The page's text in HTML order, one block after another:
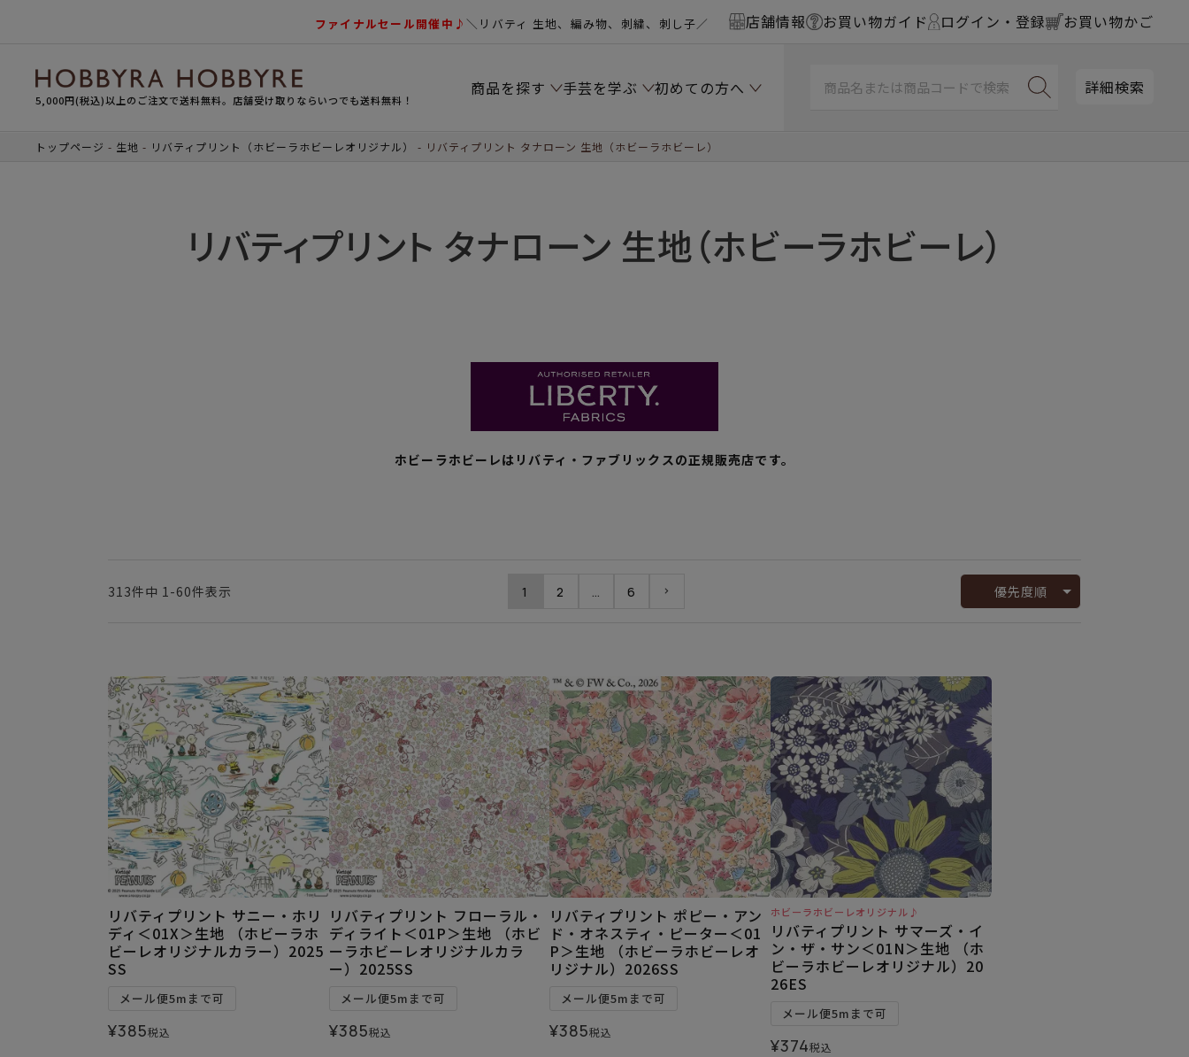
ファイナルセール開催中♪＼リバティ 生地、編み物、刺繍、刺し子／ 店舗情報 お買い物ガイド ログイン・登録 お買い物かご
5,000円(税込)以上のご注文で送料無料。店舗受け取りならいつでも送料無料！
商品を探す 手芸を学ぶ 初めての方へ 詳細検索
トップページ 生地 リバティプリント（ホビーラホビーレオリジナル） リバティプリント タナローン 生地（ホビーラホビーレ）
リバティプリント タナローン 生地（ホビーラホビーレ）
ホビーラホビーレはリバティ・ファブリックスの正規販売店です。
優先度順
313件中 1 -60件表示 1 2 6
リバティプリント サニー・ホリ
ディ＜01X＞生地 （ホビーラホ
ビーレオリジナルカラー）2025
SS
メール便5mまで可
¥385税込
リバティプリント フローラル・
ディライト＜01P＞生地 （ホビ
ーラホビーレオリジナルカラ
ー）2025SS
メール便5mまで可
¥385税込
リバティプリント ポピー・アン
ド・オネスティ・ピーター＜01
P＞生地 （ホビーラホビーレオ
リジナル）2026SS
メール便5mまで可
¥385税込
ホビーラホビーレオリジナル♪
リバティプリント サマーズ・イ
ン・ザ・サン＜01N＞生地 （ホ
ビーラホビーレオリジナル）20
26ES
メール便5mまで可
¥374税込